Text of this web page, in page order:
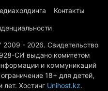
Контакты
- 2026. Свидетельство
СИ выдано комитетом
и коммуникаций
18+ для детей,
лет. Хостинг Unihost.kz.